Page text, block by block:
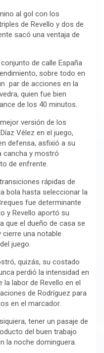
al gol con los
de Revello y dos de
sacó una ventaja de
de calle España
sobre todo en
par de acciones en la
quien fue bien
de los 40 minutos.
versión de los
Vélez en el juego,
defensa, asfixió a su
cancha y mostró
de enfrente.
rápidas de
bola hasta seleccionar la
fue determinante
y Revello aportó su
que el dueño de casa se
cierre una notable
juego.
quizás, su costado
perdió la intensidad en
la labor de Revello en el
de Rodríguez para
en el marcador.
tener un pasaje de
del buen trabajo
la noche dominguera.